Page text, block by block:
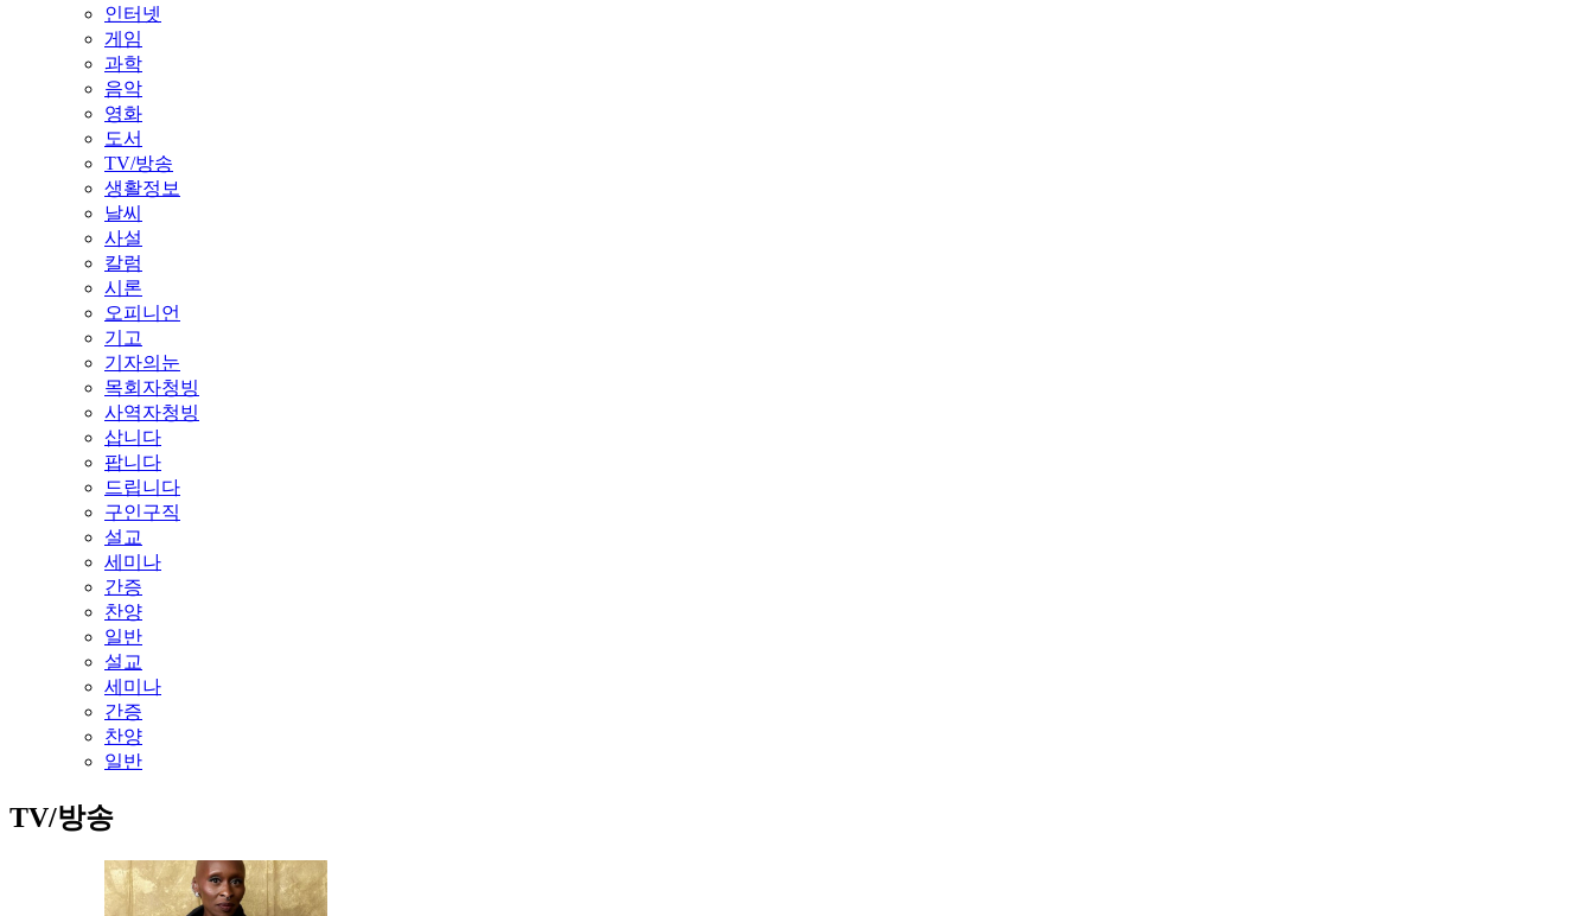
인터넷
게임
과학
음악
영화
도서
TV/방송
생활정보
날씨
사설
칼럼
시론
오피니언
기고
기자의눈
목회자청빙
사역자청빙
삽니다
팝니다
드립니다
구인구직
설교
세미나
간증
찬양
일반
설교
세미나
간증
찬양
일반
TV/방송